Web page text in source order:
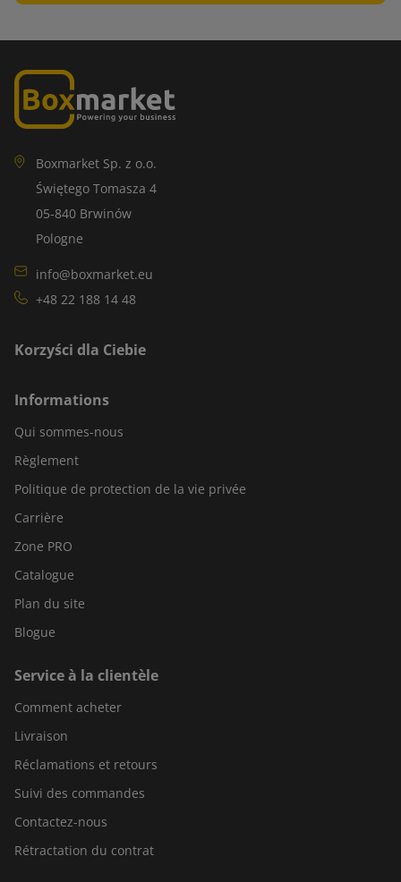
Boxmarket Sp. z o.o.
Świętego Tomasza 4
05-840 Brwinów
Pologne
info@boxmarket.eu
+48 22 188 14 48
Korzyści dla Ciebie
Informations
Qui sommes-nous
Règlement
Politique de protection de la vie privée
Carrière
Zone PRO
Catalogue
Plan du site
Blogue
Service à la clientèle
Comment acheter
Livraison
Réclamations et retours
Suivi des commandes
Contactez-nous
Rétractation du contrat